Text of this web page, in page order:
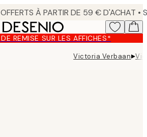
REMISE SUR LES AFFICHES*
Victoria Verbaan▸